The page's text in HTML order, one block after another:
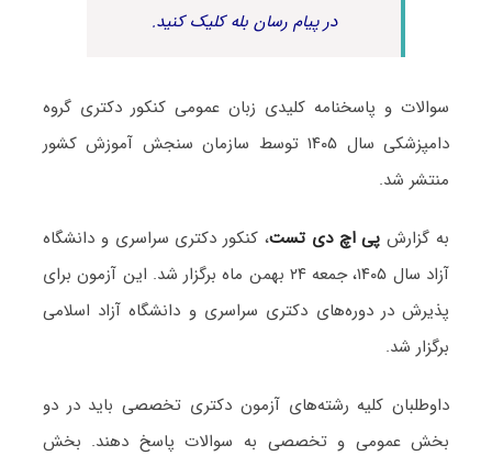
در پیام رسان بله کلیک کنید.
سوالات و پاسخنامه کلیدی زبان عمومی کنکور دکتری گروه
دامپزشکی سال ۱۴۰۵ توسط سازمان سنجش آموزش کشور
منتشر شد.
به گزارشپی اچ دی تست، کنکور دکتری سراسری و دانشگاه
آزاد سال ۱۴۰۵، جمعه ۲۴ بهمن ماه برگزار شد. این آزمون برای
پذیرش در دوره‌های دکتری سراسری و دانشگاه آزاد اسلامی
برگزار شد.
داوطلبان کلیه رشته‌های آزمون دکتری تخصصی باید در دو
بخش عمومی و تخصصی به سوالات پاسخ دهند. بخش